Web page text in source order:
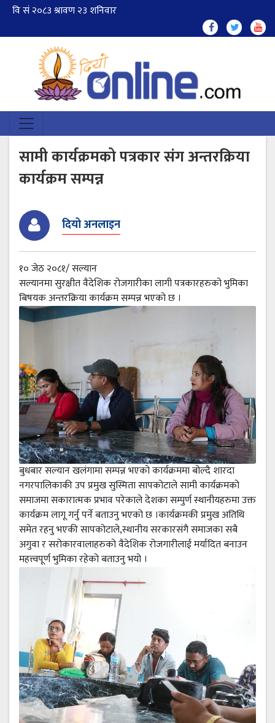
सामी कार्यक्रमको पत्रकार संग अन्तरक्रिया
कार्यक्रम सम्पन्न
दियो अनलाइन
१० जेठ २०८१/ सल्यान
सल्यानमा सुरक्षीत वैदेशिक रोजगारीका लागी पत्रकारहरुको भुमिका
बिषयक अन्तरक्रिया कार्यक्रम सम्पन्न भएको छ ।
बुधबार सल्यान खलंगामा सम्पन्न भएको कार्यक्रममा बोल्दै शारदा
नगरपालिकाकी उप प्रमुख सुस्मिता सापकोटाले सामी कार्यक्रमको
समाजमा सकारात्मक प्रभाव परेकाले देशका सम्पुर्ण स्थानीयहरुमा उक्त
कार्यक्रम लागू गर्नु पर्ने बताउनु भएको छ ।कार्यक्रमकी प्रमुख अतिथि
समेत रहनु भएकी सापकोटाले,स्थानीय सरकारसंगै समाजका सबै
अगुवा र सरोकारवालाहरुको वैदेशिक रोजगारीलाई मर्यादित बनाउन
महत्त्वपूर्ण भुमिका रहेको बताउनु भयो ।